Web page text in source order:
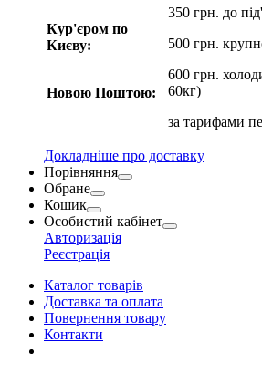
Кур'єром по
Києву:
Новою Поштою:
350 грн. до
500 грн.
600 грн.
60кг)
за тарифами
Докладніше про доставку
Порівняння
Обране
Кошик
Особистий кабінет
Авторизація
Реєстрація
Каталог товарів
Доставка та оплата
Повернення товару
Контакти